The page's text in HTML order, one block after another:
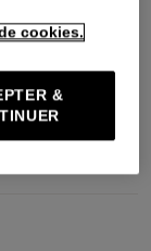
cookies.
&